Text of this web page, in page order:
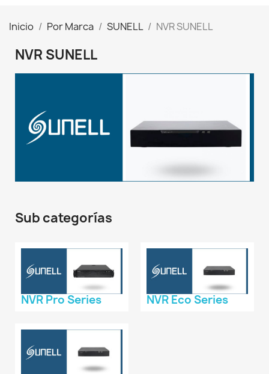
Inicio Por Marca SUNELL NVR SUNELL
NVR SUNELL
Sub categorías
NVR Pro Series NVR Eco Series